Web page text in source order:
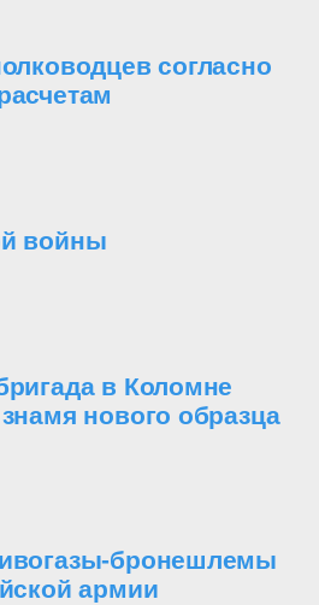
согласно
войны
в Коломне
нового образца
бронешлемы
армии